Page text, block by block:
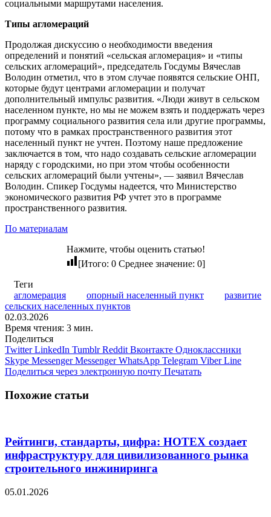
социальными маршрутами населения.
Типы агломераций
Продолжая дискуссию о необходимости введения
определений и понятий «сельская агломерация» и «типы
сельских агломераций», председатель Госдумы Вячеслав
Володин отметил, что в этом случае появятся сельские ОНП,
которые будут центрами агломерации и получат
дополнительный импульс развития. «Люди живут в сельском
населенном пункте, но мы не можем взять и поддержать через
программу социального развития села или другие программы,
потому что в рамках пространственного развития этот
населенный пункт не учтен. Поэтому наше предложение
заключается в том, что надо создавать сельские агломерации
наряду с городскими, но при этом чтобы особенности
сельских агломераций были учтены», — заявил Вячеслав
Володин. Спикер Госдумы надеется, что Министерство
экономического развития РФ учтет это в программе
пространственного развития.
По материалам
Нажмите, чтобы оценить статью!
[Итого: 0 Среднее значение: 0]
Теги
агломерация
опорный населенный пункт
развитие
сельских населенных пунктов
02.03.2026
Время чтения: 3 мин.
Поделиться
Twitter LinkedIn Tumblr Reddit Вконтакте Одноклассники
Skype Messenger Messenger WhatsApp Telegram Viber Line
Поделиться через электронную почту Печатать
Похожие статьи
Рейтинги, стандарты, цифра: НОТЕХ создает
инфраструктуру для цивилизованного рынка
строительного инжиниринга
05.01.2026